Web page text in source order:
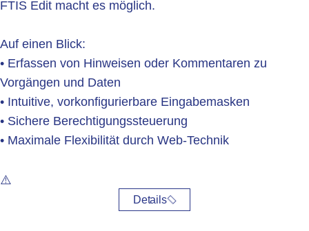
FTIS Edit macht es möglich.
Auf einen Blick:
• Erfassen von Hinweisen oder Kommentaren zu
Vorgängen und Daten
• Intuitive, vorkonfigurierbare Eingabemasken
• Sichere Berechtigungssteuerung
• Maximale Flexibilität durch Web-Technik
Details